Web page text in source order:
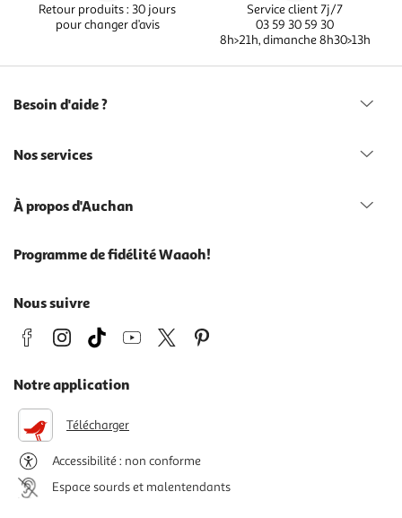
Retour produits : 30 jours
pour changer d’avis
Service client 7j/7
03 59 30 59 30
8h>21h, dimanche 8h30>13h
Besoin d'aide ?
Nos services
À propos d'Auchan
Programme de fidélité Waaoh!
Nous suivre
Notre application
Télécharger
Accessibilité : non conforme
Espace sourds et malentendants